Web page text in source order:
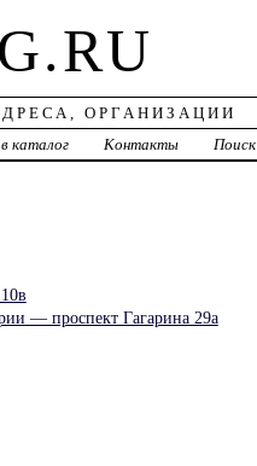
ОРГАНИЗАЦИИ
каталог Контакты Поиск
— проспект Гагарина 29а